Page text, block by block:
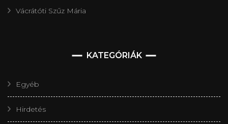
Vácrátóti Szűz Mária
KATEGÓRIÁK
Egyéb
Hirdetés